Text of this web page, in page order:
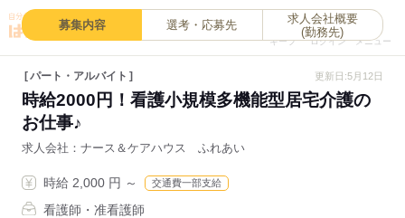
キープ
0
ログイン メニュー
募集内容 選考・応募先
求人会社概要
(勤務先)
パート・アルバイト 更新日:5月12日
時給2000円！看護小規模多機能型居宅介護の
お仕事♪
求人会社 ナース＆ケアハウス ふれあい
時給 2,000 円 ～ 交通費一部支給
看護師・准看護師